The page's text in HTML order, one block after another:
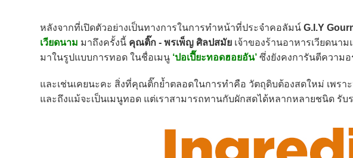
หลังจากที่เปิดตัวอย่างเป็นทางการในการทำหน้าที่ประจำคอลัมน์ G.I.Y
เวียดนาม มาถึงครั้งนี้ คุณติ๊ก - พรเพ็ญ ศิลปสมัย เจ้าของร้านอาหารเวียดนา
มาในรูปแบบการทอด ในชื่อเมนู ‘ปอเปี๊ยะทอดฮอยอัน’ ซึ่งยังคงการันตีความอ
และเช่นเคยนะคะ สิ่งที่คุณติ๊กย้ำตลอดในการทำคือ วัตถุดิบต้องสดใหม่ เพร
และถึงแม้จะเป็นเมนูทอด แต่เราสามารถทานกับผักสดได้หลากหลายชนิด รั